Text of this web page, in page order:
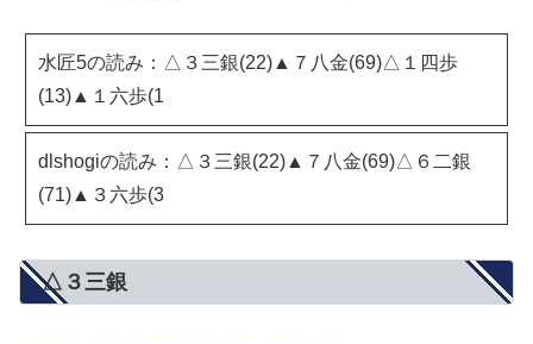
水匠5の読み：△３三銀(22)▲７八金(69)△１四歩
(13)▲１六歩(1
dlshogiの読み：△３三銀(22)▲７八金(69)△６二銀
(71)▲３六歩(3
△３三銀